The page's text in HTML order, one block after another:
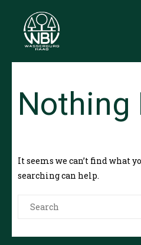
Über uns
Holzmarkt
Infothek
Nothing
It seems we can’t find what
searching can help.